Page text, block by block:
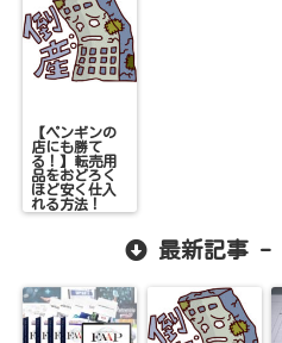
【ペンギンの
店にも勝て
る！】転売用
品をおどろく
ほど安く仕入
れる方法！
最新記事 -